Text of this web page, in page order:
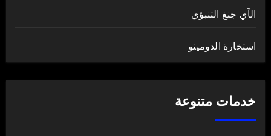
الآي جنغ التنبؤي
استخارة الدومينو
خدمات متنوعة